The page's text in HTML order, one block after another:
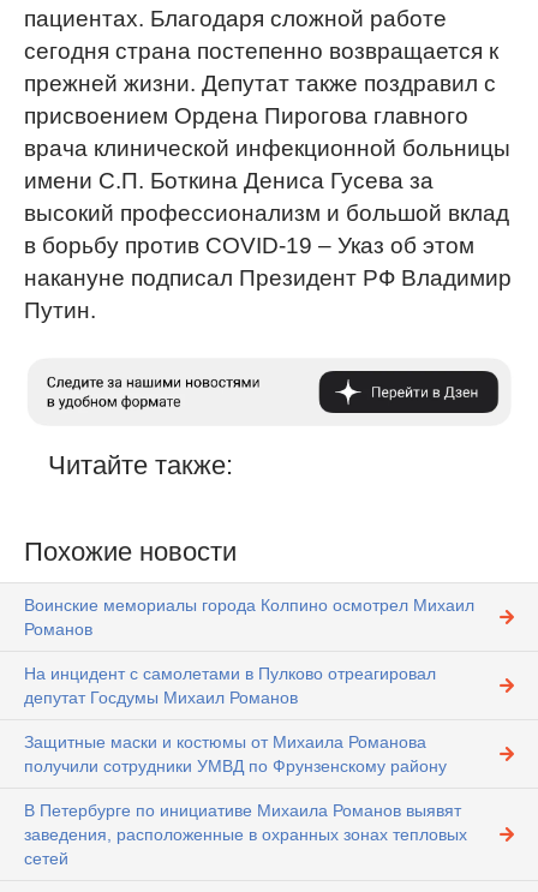
пациентах. Благодаря сложной работе
сегодня страна постепенно возвращается к
прежней жизни. Депутат также поздравил с
присвоением Ордена Пирогова главного
врача клинической инфекционной больницы
имени С.П. Боткина Дениса Гусева за
высокий профессионализм и большой вклад
в борьбу против COVID-19 – Указ об этом
накануне подписал Президент РФ Владимир
Путин.
Читайте также:
Похожие новости
Воинские мемориалы города Колпино осмотрел Михаил
Романов
На инцидент с самолетами в Пулково отреагировал
депутат Госдумы Михаил Романов
Защитные маски и костюмы от Михаила Романова
получили сотрудники УМВД по Фрунзенскому району
В Петербурге по инициативе Михаила Романов выявят
заведения, расположенные в охранных зонах тепловых
сетей